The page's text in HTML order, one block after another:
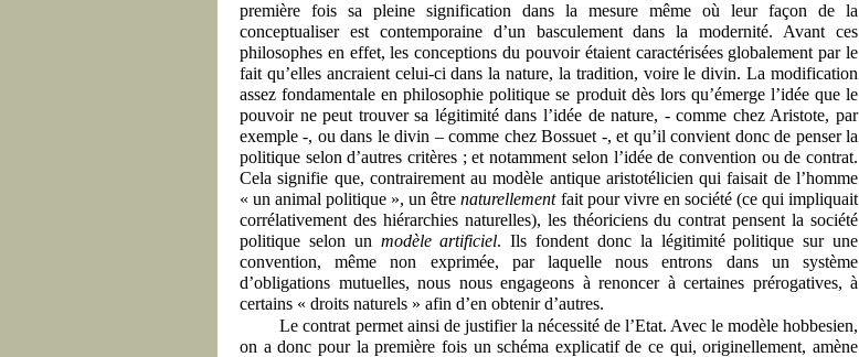
première fois sa pleine signification dans la mesure même où leur façon de la
conceptualiser est contemporaine d’un basculement dans la modernité. Avant ces
philosophes en effet,les conceptions du pouvoir étaient caractérisées globalement par le
fait qu’elles ancraient celui-ci dans la nature, la tradition, voire le divin. La modification
assez fondamentale en philosophie politique se produit dès lors qu’émerge l’idée que le
pouvoir ne peut trouver sa légitimité dans l’idée de nature, - comme chez Aristote, par
exemple -, ou dans le divin – comme chez Bossuet -, et qu’il convient donc de penser la
politique selon d’autres critères ; et notamment selon l’idée de convention ou de contrat.
Cela signifie que, contrairement au modèle antique aristotélicien qui faisait de l’homme
« un animal politique », un êtrenaturellementfait pour vivre en société (ce qui impliquait
corrélativement des hiérarchies naturelles), les théoriciens du contrat pensent la société
politique selon un modèle artificiel. Ils fondent donc la légitimité politique sur une
convention, même non exprimée, par laquelle nous entrons dans un système
d’obligations mutuelles, nous nous engageons à renoncer à certaines prérogatives, à
certains « droits naturels » afin d’en obtenir d’autres.
Le contrat permet ainsi de justifier la nécessité de l’Etat. Avec le modèle hobbesien,
on a donc pour la première fois un schéma explicatif de ce qui, originellement, amène